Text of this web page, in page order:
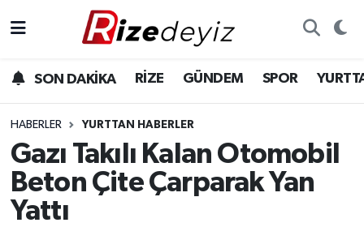
SON DAKİKA RİZE GÜNDEM SPOR
HABERLER YURTTAN HABERLER
Gazı Takılı Kalan Otomobil
Beton Çite Çarparak Yan
Yattı
Gündem
Yurttan Haberler
Ekonomi
Rize Hava Durumu
Rize Trafik Yoğunluk Haritası
Süper Lig Puan Durumu ve Fikstür